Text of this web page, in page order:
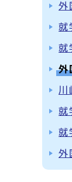
外
就
就
外
川
就
就
外